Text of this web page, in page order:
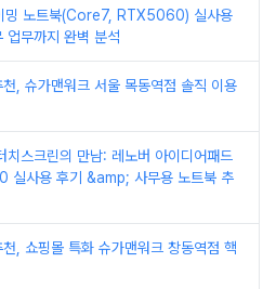
밍 노트북(Core7, RTX5060) 실사용
업무까지 완벽 분석
, 슈가맨워크 서울 목동역점 솔직 이용
스크린의 만남: 레노버 아이디어패드
실사용 후기 &amp; 사무용 노트북 추
, 쇼핑몰 특화 슈가맨워크 창동역점 핵